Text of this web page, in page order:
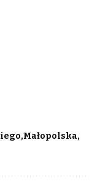
Małopolska